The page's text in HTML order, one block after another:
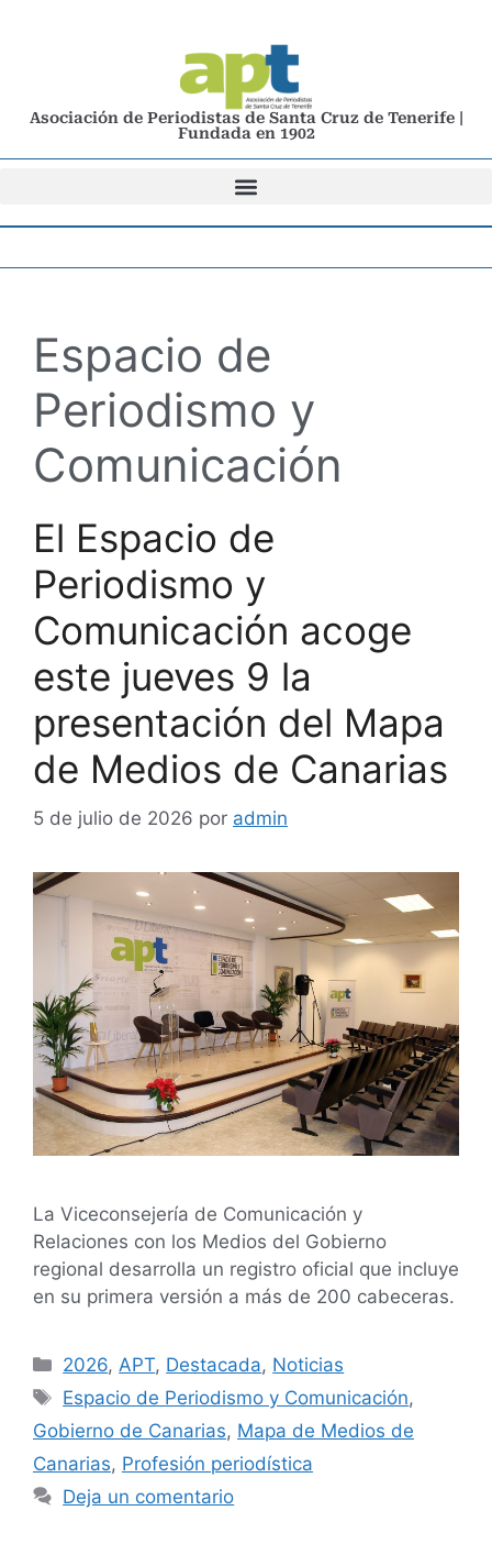
Asociación de Periodistas de Santa Cruz de Tenerife |
Fundada en 1902
Espacio de
Periodismo y
Comunicación
El Espacio de
Periodismo y
Comunicación acoge
este jueves 9 la
presentación del Mapa
de Medios de Canarias
5 de julio de 2026 por admin
La Viceconsejería de Comunicación y
Relaciones con los Medios del Gobierno
regional desarrolla un registro oficial que incluye
en su primera versión a más de 200 cabeceras.
2026,APT, Destacada, Noticias
Espacio de Periodismo y Comunicación,
Gobierno de Canarias, Mapa de Medios de
Canarias, Profesión periodística
Deja un comentario